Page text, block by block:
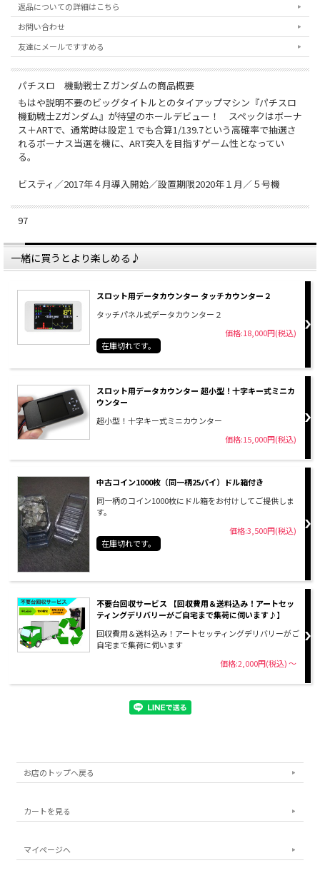
返品についての詳細はこちら
お問い合わせ
友達にメールですすめる
パチスロ 機動戦士Ｚガンダムの商品概要
もはや説明不要のビッグタイトルとのタイアップマシン『パチスロ
機動戦士Zガンダム』が待望のホールデビュー！ スペックはボーナ
ス＋ARTで、通常時は設定１でも合算1/139.7という高確率で抽選さ
れるボーナス当選を機に、ART突入を目指すゲーム性となってい
る。
ビスティ／2017年４月導入開始／設置期限2020年１月／５号機
97
一緒に買うとより楽しめる♪
スロット用データカウンター タッチカウンター２
タッチパネル式データカウンター２
価格:18,000円(税込)
在庫切れです。
スロット用データカウンター 超小型！十字キー式ミニカ
ウンター
超小型！十字キー式ミニカウンター
価格:15,000円(税込)
中古コイン1000枚（同一柄25パイ）ドル箱付き
同一柄のコイン1000枚にドル箱をお付けしてご提供しま
す。
価格:3,500円(税込)
在庫切れです。
不要台回収サービス 【回収費用＆送料込み！アートセッ
ティングデリバリーがご自宅まで集荷に伺います♪】
回収費用＆送料込み！アートセッティングデリバリーがご
自宅まで集荷に伺います
価格:2,000円(税込)～
お店のトップへ戻る
カートを見る
マイページへ